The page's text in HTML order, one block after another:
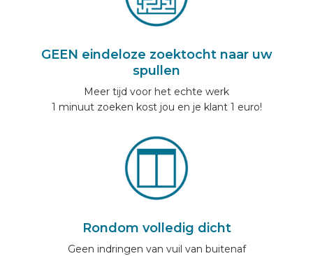
GEEN eindeloze zoektocht naar uw
spullen
Meer tijd voor het echte werk
1 minuut zoeken kost jou en je klant 1 euro!
Rondom volledig dicht
Geen indringen van vuil van buitenaf